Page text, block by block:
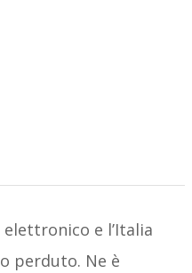
e l’Italia
perduto. Ne è